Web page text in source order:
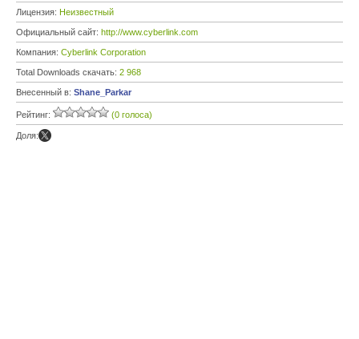
Лицензия: Неизвестный
Официальный сайт: http://www.cyberlink.com
Компания: Cyberlink Corporation
Total Downloads скачать: 2 968
Внесенный в: Shane_Parkar
Рейтинг: (0 голоса)
Доля: